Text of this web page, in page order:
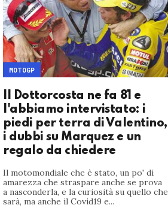
Il Dottorcosta ne fa 81 e
l'abbiamo intervistato: i
piedi per terra di Valentino,
i dubbi su Marquez e un
regalo da chiedere
Il motomondiale che è stato, un po' di
amarezza che straspare anche se prova
a nasconderla, e la curiosità su quello che
sarà, ma anche il Covid19 e...
MOTOGP